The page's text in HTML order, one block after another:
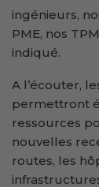
ingénieurs,
PME, nos
indiqué.
A l’écouter,
permettront
ressources
nouvelles
routes, les